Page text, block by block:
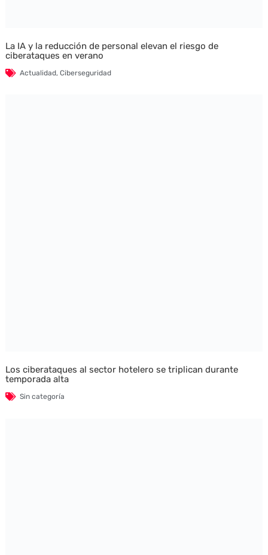
La IA y la reducción de personal elevan el riesgo de
ciberataques en verano
Actualidad, Ciberseguridad
Los ciberataques al sector hotelero se triplican durante
temporada alta
Sin categoría